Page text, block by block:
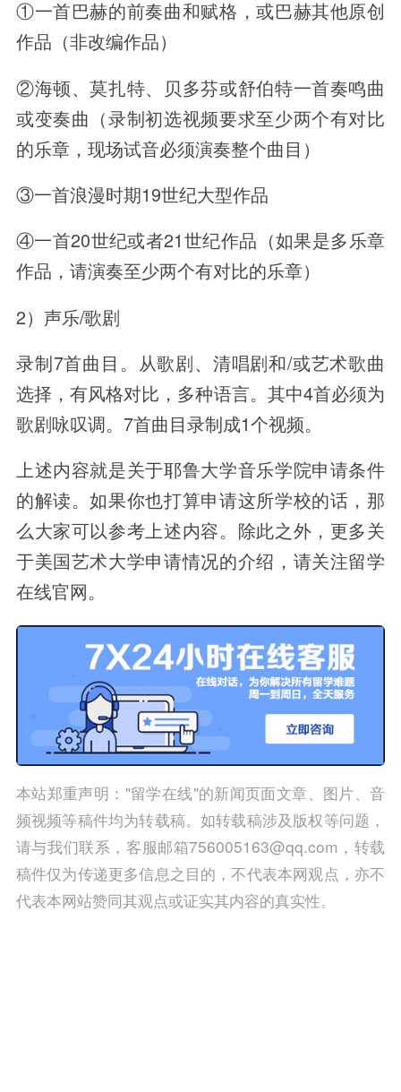
①一首巴赫的前奏曲和赋格，或巴赫其他原创
作品（非改编作品）
②海顿、莫扎特、贝多芬或舒伯特一首奏鸣曲
或变奏曲（录制初选视频要求至少两个有对比
的乐章，现场试音必须演奏整个曲目）
③一首浪漫时期19世纪大型作品
④一首20世纪或者21世纪作品（如果是多乐章
作品，请演奏至少两个有对比的乐章）
2）声乐/歌剧
录制7首曲目。从歌剧、清唱剧和/或艺术歌曲
选择，有风格对比，多种语言。其中4首必须为
歌剧咏叹调。7首曲目录制成1个视频。
上述内容就是关于耶鲁大学音乐学院申请条件
的解读。如果你也打算申请这所学校的话，那
么大家可以参考上述内容。除此之外，更多关
于美国艺术大学申请情况的介绍，请关注留学
在线官网。
本站郑重声明："留学在线"的新闻页面文章、图片、音
频视频等稿件均为转载稿。如转载稿涉及版权等问题，
请与我们联系，客服邮箱756005163@qq.com，转载
稿件仅为传递更多信息之目的，不代表本网观点，亦不
代表本网站赞同其观点或证实其内容的真实性。